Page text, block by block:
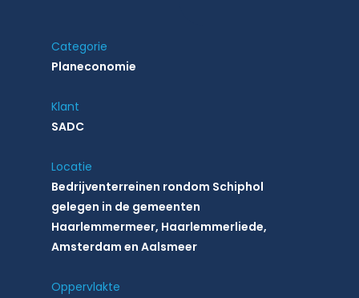
Categorie
Planeconomie
Klant
SADC
Locatie
Bedrijventerreinen rondom Schiphol
gelegen in de gemeenten
Haarlemmermeer, Haarlemmerliede,
Amsterdam en Aalsmeer
Oppervlakte